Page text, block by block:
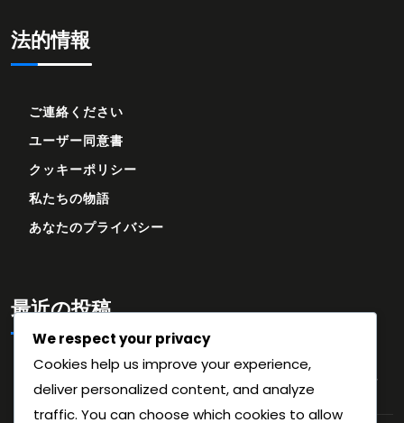
法的情報
ご連絡ください
ユーザー同意書
クッキーポリシー
私たちの物語
あなたのプライバシー
最近の投稿
原神 プリモジェムコード：ソーシャルメディアキャンペーン、
ゲーム内イベント、プロモーションパートナーシップ
We respect your privacy
Cookies help us improve your experience,
deliver personalized content, and analyze
traffic. You can choose which cookies to allow